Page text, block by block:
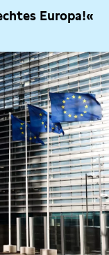
Europa!«